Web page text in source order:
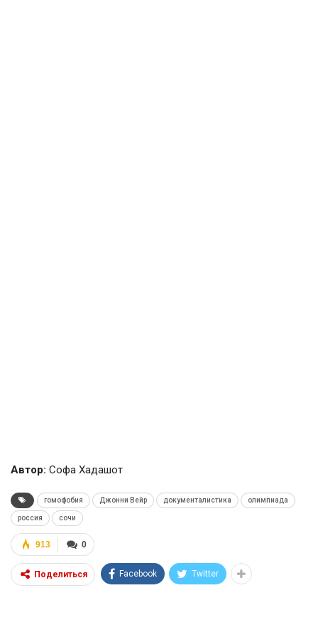
Автор: Софа Хадашот
гомофобия Джонни Вейр документалистика олимпиада
россия сочи
0
913
Поделиться Facebook Twitter